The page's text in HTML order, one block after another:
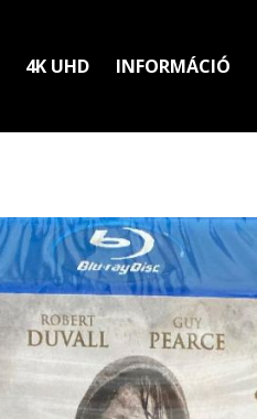
4K UHD INFORMÁCIÓ